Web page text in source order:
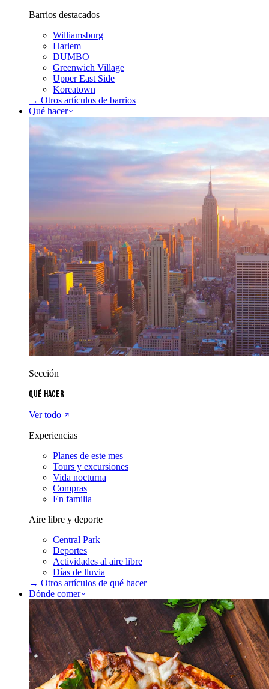
Barrios destacados
Williamsburg
Harlem
DUMBO
Greenwich Village
Upper East Side
Koreatown
→ Otros artículos de barrios
Qué hacer
Sección
Qué hacer
Ver todo
Experiencias
Planes de este mes
Tours y excursiones
Vida nocturna
Compras
En familia
Aire libre y deporte
Central Park
Deportes
Actividades al aire libre
Días de lluvia
→ Otros artículos de qué hacer
Dónde comer